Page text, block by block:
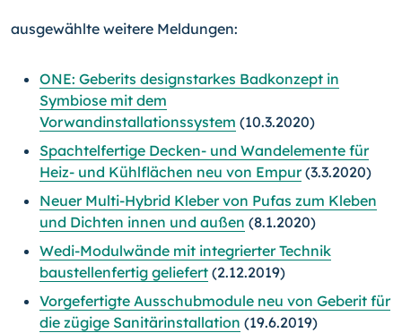
ausgewählte weitere Meldungen:
ONE: Geberits designstarkes Badkonzept in
Symbiose mit dem
Vorwandinstallationssystem (10.3.2020)
Spachtelfertige Decken- und Wandelemente für
Heiz- und Kühlflächen neu von Empur(3.3.2020)
Neuer Multi-Hybrid Kleber von Pufas zum Kleben
und Dichten innen und außen (8.1.2020)
Wedi-Modulwände mit integrierter Technik
baustellenfertig geliefert (2.12.2019)
Vorgefertigte Ausschubmodule neu von Geberit für
die zügige Sanitärinstallation (19.6.2019)